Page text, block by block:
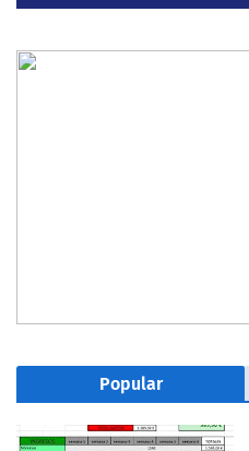
Popular